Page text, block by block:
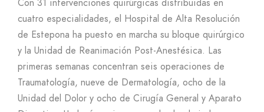
Con 31 intervenciones quirúrgicas distribuidas en
cuatro especialidades, el Hospital de Alta Resolución
de Estepona ha puesto en marcha su bloque quirúrgico
y la Unidad de Reanimación Post-Anestésica. Las
primeras semanas concentran seis operaciones de
Traumatología, nueve de Dermatología, ocho de la
Unidad del Dolor y ocho de Cirugía General y Aparato